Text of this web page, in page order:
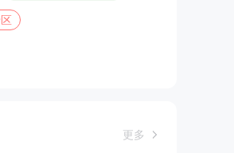
更多